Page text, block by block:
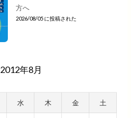
方へ
2026/08/05 に投稿された
2012年8月
水 木 金 土